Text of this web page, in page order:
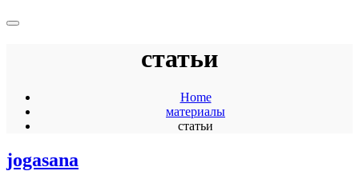
статьи
Home
материалы
статьи
jogasana